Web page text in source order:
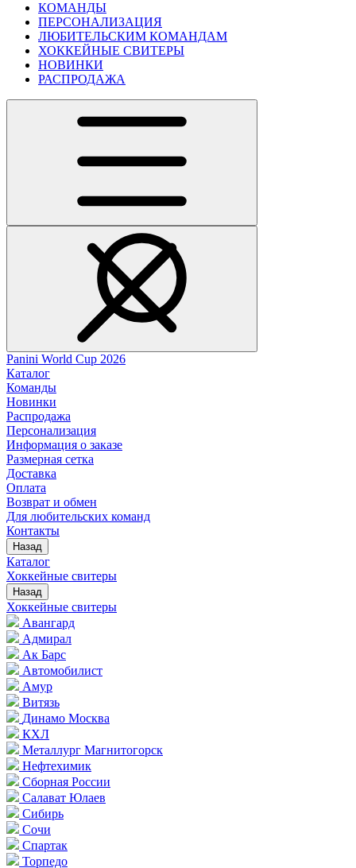
КОМАНДЫ
ПЕРСОНАЛИЗАЦИЯ
ЛЮБИТЕЛЬСКИМ КОМАНДАМ
ХОККЕЙНЫЕ СВИТЕРЫ
НОВИНКИ
РАСПРОДАЖА
Panini World Cup 2026
Каталог
Команды
Новинки
Распродажа
Персонализация
Информация о заказе
Размерная сетка
Доставка
Оплата
Возврат и обмен
Для любительских команд
Контакты
Назад
Каталог
Хоккейные свитеры
Назад
Хоккейные свитеры
Авангард
Адмирал
Ак Барс
Автомобилист
Амур
Витязь
Динамо Москва
КХЛ
Металлург Магнитогорск
Нефтехимик
Сборная России
Салават Юлаев
Сибирь
Сочи
Спартак
Торпедо